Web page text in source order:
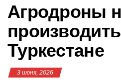
Агродроны
Туркестане
3 июня, 2026